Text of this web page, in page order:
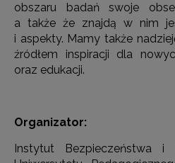
obszaru badań swoje
a także że znajdą w nim
i aspekty. Mamy także
źródłem inspiracji dla
oraz edukacji.
Organizator:
Instytut Bezpieczeństwa i